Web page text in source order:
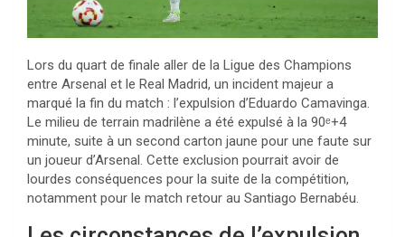
Lors du quart de finale aller de la Ligue des Champions
entre Arsenal et le Real Madrid, un incident majeur a
marqué la fin du match : l’expulsion d’Eduardo Camavinga.
Le milieu de terrain madrilène a été expulsé à la 90ᵉ+4
minute, suite à un second carton jaune pour une faute sur
un joueur d’Arsenal. Cette exclusion pourrait avoir de
lourdes conséquences pour la suite de la compétition,
notamment pour le match retour au Santiago Bernabéu.